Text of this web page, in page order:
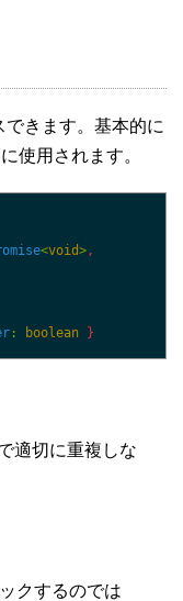
きます。基本的に
使用されます。
<void> ,
: boolean }
適切に重複しな
クするのでは